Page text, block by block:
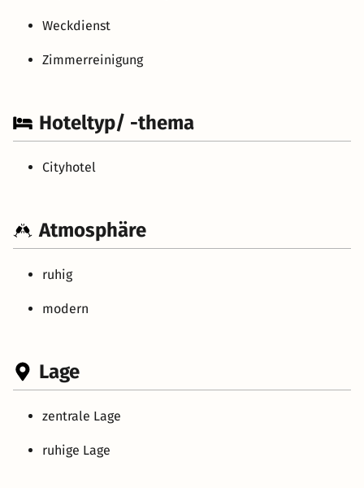
Weckdienst
Zimmerreinigung
Hoteltyp/ -thema
Cityhotel
Atmosphäre
ruhig
modern
Lage
zentrale Lage
ruhige Lage